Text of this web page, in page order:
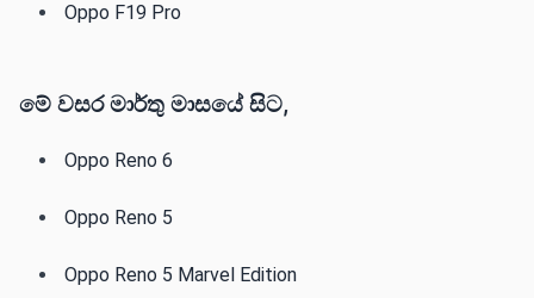
Oppo F19 Pro
මේ වසර මාර්තු මාසයේ සිට,
Oppo Reno 6‌‌
Oppo Reno 5‌‌
Oppo Reno 5 Marvel Edition‌‌